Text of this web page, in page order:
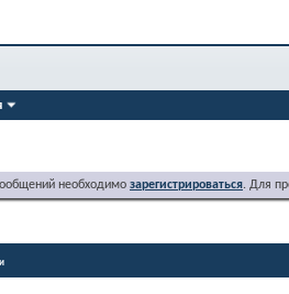
необходимо зарегистрироваться. Для